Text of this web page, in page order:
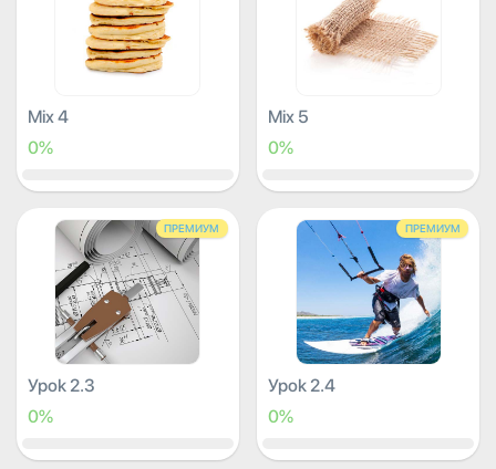
Mix 4
0%
Mix 5
0%
ПРЕМИУМ
Урок 2.3
0%
ПРЕМИУМ
Урок 2.4
0%